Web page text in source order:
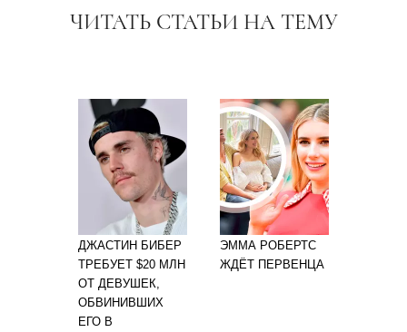
ЧИТАТЬ СТАТЬИ НА ТЕМУ
ДЖАСТИН БИБЕР
ТРЕБУЕТ $20 МЛН
ОТ ДЕВУШЕК,
ОБВИНИВШИХ
ЕГО В
ЭММА РОБЕРТС
ЖДЁТ ПЕРВЕНЦА